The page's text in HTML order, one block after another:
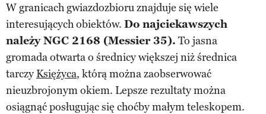
W granicach gwiazdozbioru znajduje się wiele
interesujących obiektów. Do najciekawszych
należy NGC 2168 (Messier 35). To jasna
gromada otwarta o średnicy większej niż średnica
tarczy Księżyca, którą można zaobserwować
nieuzbrojonym okiem. Lepsze rezultaty można
osiągnąć posługując się choćby małym teleskopem.